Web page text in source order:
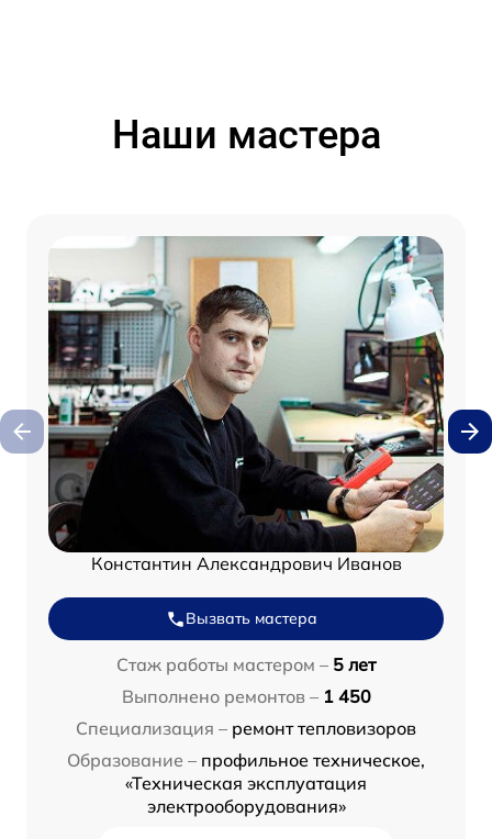
Наши мастера
Константин Александрович Иванов
Вызвать мастера
Стаж работы мастером – 5 лет
Выполнено ремонтов – 1 450
Специализация – ремонт тепловизоров
Образование – профильное техническое,
«Техническая эксплуатация
электрооборудования»